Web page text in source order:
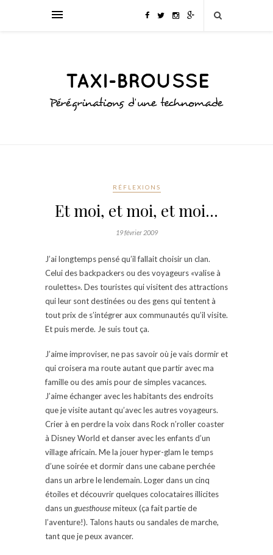
RÉFLEXIONS
Et moi, et moi, et moi…
19 février 2009
J’ai longtemps pensé qu’il fallait choisir un clan.
Celui des backpackers ou des voyageurs «valise à
roulettes». Des touristes qui visitent des attractions
qui leur sont destinées ou des gens qui tentent à
tout prix de s’intégrer aux communautés qu’il visite.
Et puis merde. Je suis tout ça.
J’aime improviser, ne pas savoir où je vais dormir et
qui croisera ma route autant que partir avec ma
famille ou des amis pour de simples vacances.
J’aime échanger avec les habitants des endroits
que je visite autant qu’avec les autres voyageurs.
Crier à en perdre la voix dans Rock n’roller coaster
à Disney World et danser avec les enfants d’un
village africain. Me la jouer hyper-glam le temps
d’une soirée et dormir dans une cabane perchée
dans un arbre le lendemain. Loger dans un cinq
étoiles et découvrir quelques colocataires illicites
dans un guesthousemiteux (ça fait partie de
l’aventure!). Talons hauts ou sandales de marche,
tant que je peux avancer.